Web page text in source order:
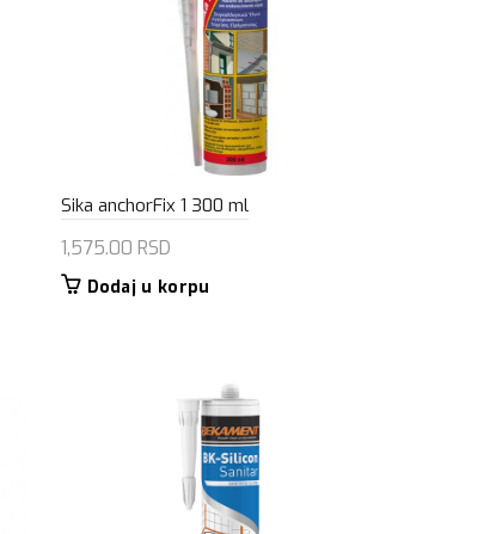
Sika anchorFix 1 300 ml
1,575.00 RSD
Dodaj u korpu